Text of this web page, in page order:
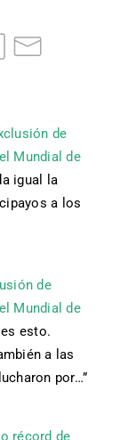
de
Mundial de
igual la
a los
de
Mundial de
esto.
a las
por…”
récord de